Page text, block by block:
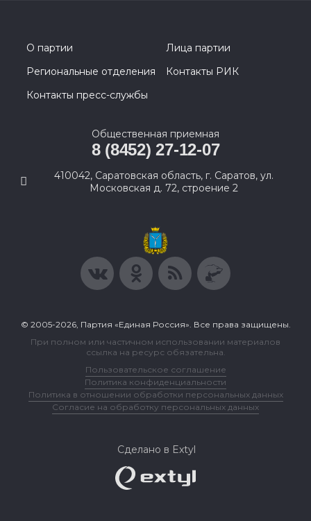
О партии
Лица партии
Региональные отделения
Контакты РИК
Контакты пресс-службы
Общественная приемная
8 (8452) 27-12-07
410042, Саратовская область, г. Саратов, ул.
Московская д. 72, строение 2
© 2005-2026, Партия «Единая Россия». Все права защищены.
При полном или частичном использовании материалов
ссылка на ресурс обязательна.
Пользовательское соглашение
Политика конфиденциальности
Политика в отношении обработки персональных данных
Согласие на обработку персональных данных
Сделано в Extyl